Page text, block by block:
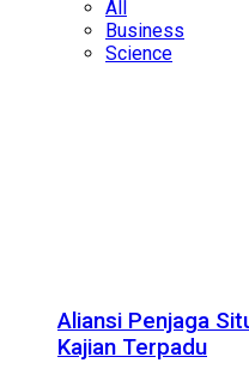
All
Business
Science
Aliansi Penjaga
Kajian Terpadu